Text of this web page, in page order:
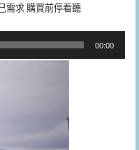
需求 購買前停看聽
00:00